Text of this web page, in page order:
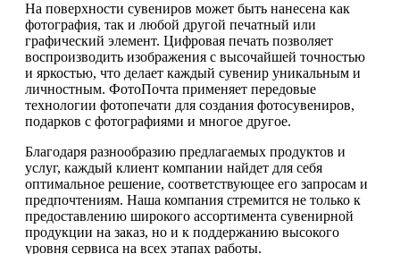
На поверхности сувениров может быть нанесена как
фотография, так и любой другой печатный или
графический элемент. Цифровая печать позволяет
воспроизводить изображения с высочайшей точностью
и яркостью, что делает каждый сувенир уникальным и
личностным. ФотоПочта применяет передовые
технологии фотопечати для создания фотосувениров,
подарков с фотографиями и многое другое.
Благодаря разнообразию предлагаемых продуктов и
услуг, каждый клиент компании найдет для себя
оптимальное решение, соответствующее его запросам и
предпочтениям. Наша компания стремится не только к
предоставлению широкого ассортимента сувенирной
продукции на заказ, но и к поддержанию высокого
уровня сервиса на всех этапах работы.